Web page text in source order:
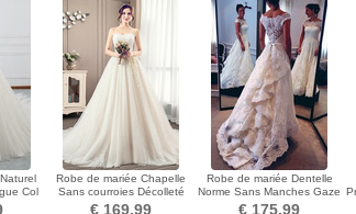
Col
Robe de mariée Chapelle
Sans courroies Décolleté
Dans le Dos
€ 169,99
Robe de mariée Dentelle
Norme Sans Manches Gaze
Dentelle Col Bateau
€ 175,99